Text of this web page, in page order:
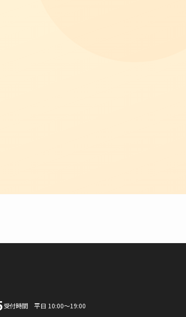
受付時間 平日 10:00〜19:00